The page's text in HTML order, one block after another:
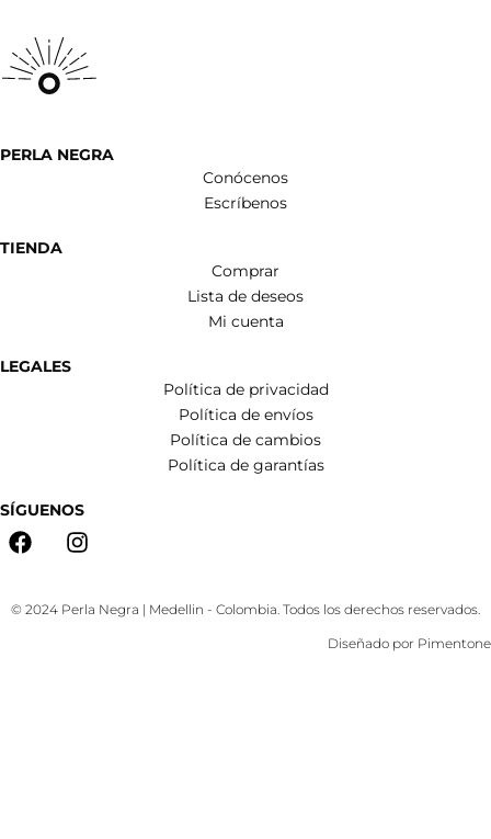
PERLA NEGRA
Conócenos
Escríbenos
TIENDA
Comprar
Lista de deseos
Mi cuenta
LEGALES
Política de privacidad
Política de envíos
Política de cambios
Política de garantías
SÍGUENOS
© 2024 Perla Negra | Medellin - Colombia. Todos los derechos reservados.
Diseñado por Pimentone